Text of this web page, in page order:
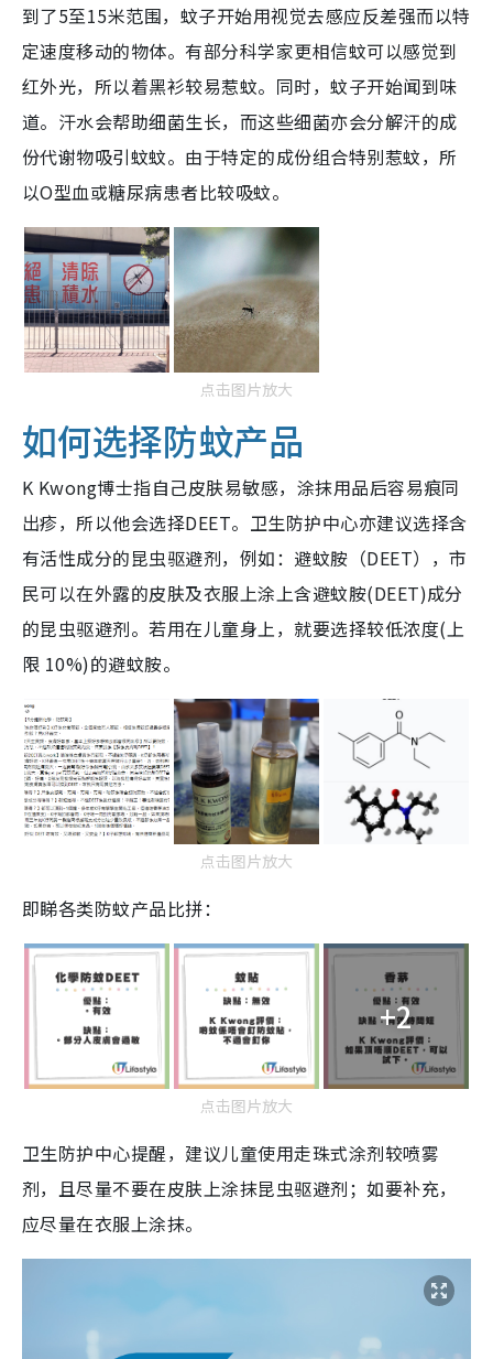
到了5至15米范围，蚊子开始用视觉去感应反差强而以特
定速度移动的物体。有部分科学家更相信蚊可以感觉到
红外光，所以着黑衫较易惹蚊。 同时，蚊子开始闻到味
道。汗水会帮助细菌生长，而这些细菌亦会分解汗的成
份代谢物吸引蚊蚊。由于特定的成份组合特别惹蚊，所
以O型血或糖尿病患者比较吸蚊。
点击图片放大
如何选择防蚊产品
K Kwong博士指自己皮肤易敏感，涂抹用品后容易痕同
出疹，所以他会选择DEET。卫生防护中心亦建议选择含
有活性成分的昆虫驱避剂，例如：避蚊胺（DEET），市
民可以在外露的皮肤及衣服上涂上含避蚊胺(DEET)成分
的昆虫驱避剂。若用在儿童身上，就要选择较低浓度(上
限 10%)的避蚊胺。
点击图片放大
即睇各类防蚊产品比拼：
+2
点击图片放大
卫生防护中心提醒，建议儿童使用走珠式涂剂较喷雾
剂，且尽量不要在皮肤上涂抹昆虫驱避剂；如要补充，
应尽量在衣服上涂抹。